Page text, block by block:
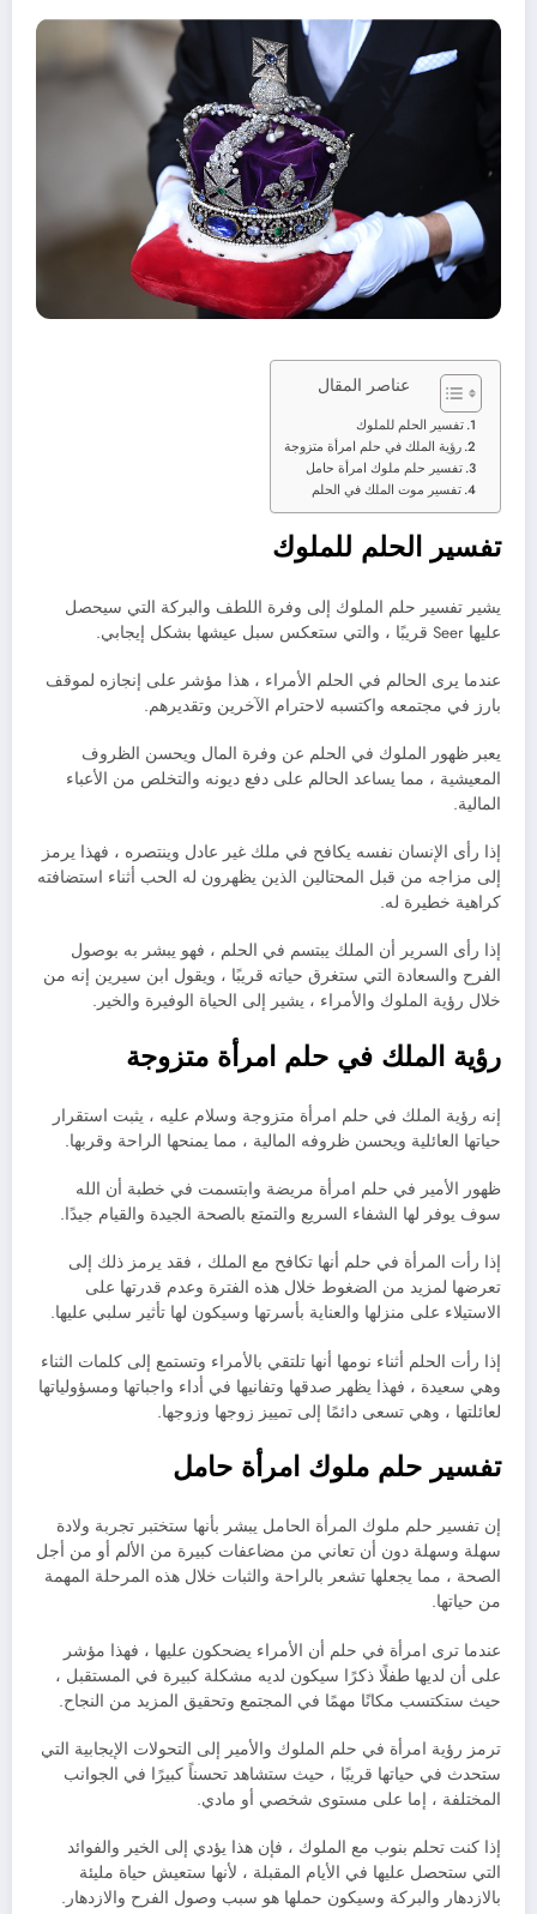
عناصر المقال
تفسير الحلم للملوك
رؤية الملك في حلم امرأة متزوجة
تفسير حلم ملوك امرأة حامل
تفسير موت الملك في الحلم
تفسير الحلم للملوك
يشير تفسير حلم الملوك إلى وفرة اللطف والبركة التي سيحصل
عليها Seer قريبًا ، والتي ستعكس سبل عيشها بشكل إيجابي.
عندما يرى الحالم في الحلم الأمراء ، هذا مؤشر على إنجازه لموقف
بارز في مجتمعه واكتسبه لاحترام الآخرين وتقديرهم.
يعبر ظهور الملوك في الحلم عن وفرة المال ويحسن الظروف
المعيشية ، مما يساعد الحالم على دفع ديونه والتخلص من الأعباء
المالية.
إذا رأى الإنسان نفسه يكافح في ملك غير عادل وينتصره ، فهذا يرمز
إلى مزاجه من قبل المحتالين الذين يظهرون له الحب أثناء استضافته
كراهية خطيرة له.
إذا رأى السرير أن الملك يبتسم في الحلم ، فهو يبشر به بوصول
الفرح والسعادة التي ستغرق حياته قريبًا ، ويقول ابن سيرين إنه من
خلال رؤية الملوك والأمراء ، يشير إلى الحياة الوفيرة والخير.
رؤية الملك في حلم امرأة متزوجة
إنه رؤية الملك في حلم امرأة متزوجة وسلام عليه ، يثبت استقرار
حياتها العائلية ويحسن ظروفه المالية ، مما يمنحها الراحة وقربها.
ظهور الأمير في حلم امرأة مريضة وابتسمت في خطبة أن الله
سوف يوفر لها الشفاء السريع والتمتع بالصحة الجيدة والقيام جيدًا.
إذا رأت المرأة في حلم أنها تكافح مع الملك ، فقد يرمز ذلك إلى
تعرضها لمزيد من الضغوط خلال هذه الفترة وعدم قدرتها على
الاستيلاء على منزلها والعناية بأسرتها وسيكون لها تأثير سلبي عليها.
إذا رأت الحلم أثناء نومها أنها تلتقي بالأمراء وتستمع إلى كلمات الثناء
وهي سعيدة ، فهذا يظهر صدقها وتفانيها في أداء واجباتها ومسؤولياتها
لعائلتها ، وهي تسعى دائمًا إلى تمييز زوجها وزوجها.
تفسير حلم ملوك امرأة حامل
إن تفسير حلم ملوك المرأة الحامل يبشر بأنها ستختبر تجربة ولادة
سهلة وسهلة دون أن تعاني من مضاعفات كبيرة من الألم أو من أجل
الصحة ، مما يجعلها تشعر بالراحة والثبات خلال هذه المرحلة المهمة
من حياتها.
عندما ترى امرأة في حلم أن الأمراء يضحكون عليها ، فهذا مؤشر
على أن لديها طفلًا ذكرًا سيكون لديه مشكلة كبيرة في المستقبل ،
حيث ستكتسب مكانًا مهمًا في المجتمع وتحقيق المزيد من النجاح.
ترمز رؤية امرأة في حلم الملوك والأمير إلى التحولات الإيجابية التي
ستحدث في حياتها قريبًا ، حيث ستشاهد تحسناً كبيرًا في الجوانب
المختلفة ، إما على مستوى شخصي أو مادي.
إذا كنت تحلم بنوب مع الملوك ، فإن هذا يؤدي إلى الخير والفوائد
التي ستحصل عليها في الأيام المقبلة ، لأنها ستعيش حياة مليئة
بالازدهار والبركة وسيكون حملها هو سبب وصول الفرح والازدهار.